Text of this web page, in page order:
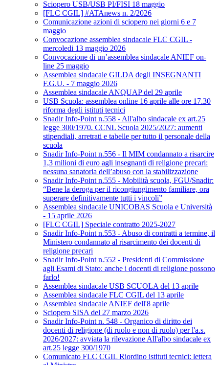
Sciopero USB/USB PI/FISI 18 maggio
[FLC CGIL] #ATAnews n. 2/2026
Comunicazione azioni di sciopero nei giorni 6 e 7
maggio
Convocazione assemblea sindacale FLC CGIL -
mercoledi 13 maggio 2026
Convocazione di un’assemblea sindacale ANIEF on-
line 25 maggio
Assemblea sindacale GILDA degli INSEGNANTI
F.G.U. - 7 maggio 2026
Assemblea sindacale ANQUAP del 29 aprile
USB Scuola: assemblea online 16 aprile alle ore 17.30
riforma degli istituti tecnici
Snadir Info-Point n.558 - All'albo sindacale ex art.25
legge 300/1970. CCNL Scuola 2025/2027: aumenti
stipendiali, arretrati e tabelle per tutto il personale della
scuola
Snadir Info-Point n.556 - Il MIM condannato a risarcire
1,3 milioni di euro agli insegnanti di religione precari:
nessuna sanatoria dell’abuso con la stabilizzazione
Snadir Info-Point n.555 - Mobilità scuola, FGU/Snadir:
“Bene la deroga per il ricongiungimento familiare, ora
superare definitivamente tutti i vincoli”
Assemblea sindacale UNICOBAS Scuola e Università
- 15 aprile 2026
[FLC CGIL] Speciale contratto 2025-2027
Snadir Info-Point n.553 - Abuso di contratti a termine, il
Ministero condannato al risarcimento dei docenti di
religione precari
Snadir Info-Point n.552 - Presidenti di Commissione
agli Esami di Stato: anche i docenti di religione possono
farlo!
Assemblea sindacale USB SCUOLA del 13 aprile
Assemblea sindacale FLC CGIL del 13 aprile
Assemblea sindacale ANIEF dell'8 aprile
Sciopero SISA del 27 marzo 2026
Snadir Info-Point n. 548 - Organico di diritto dei
docenti di religione (di ruolo e non di ruolo) per l'a.s.
2026/2027: avviata la rilevazione All'albo sindacale ex
art.25 legge 300/1970
Comunicato FLC CGIL Riordino istituti tecnici: lettera